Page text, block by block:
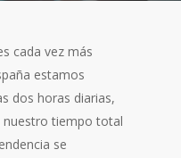
cada vez más
estamos
dos horas diarias,
nuestro tiempo total
se